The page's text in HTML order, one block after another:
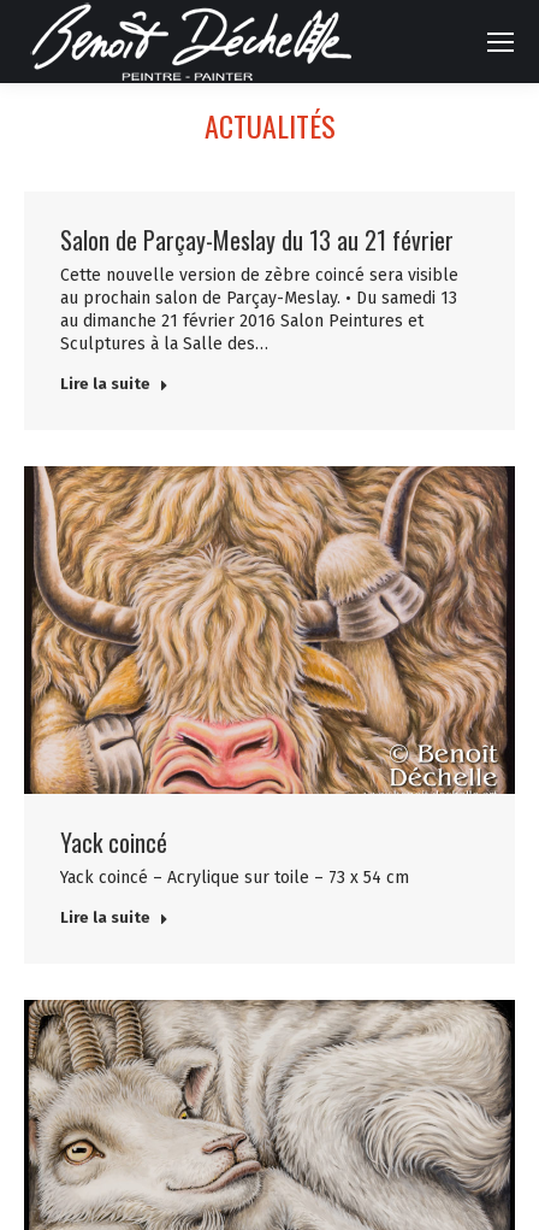
ACTUALITÉS
Salon de Parçay-Meslay du 13 au 21 février
Cette nouvelle version de zèbre coincé sera visible
au prochain salon de Parçay-Meslay. • Du samedi 13
au dimanche 21 février 2016 Salon Peintures et
Sculptures à la Salle des…
Lire la suite
Yack coincé
Yack coincé – Acrylique sur toile – 73 x 54 cm
Lire la suite